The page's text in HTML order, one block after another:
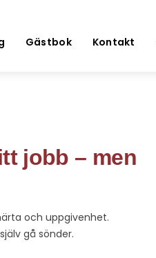
Gästbok Kontakt
jobb – men
och uppgivenhet.
gå sönder.